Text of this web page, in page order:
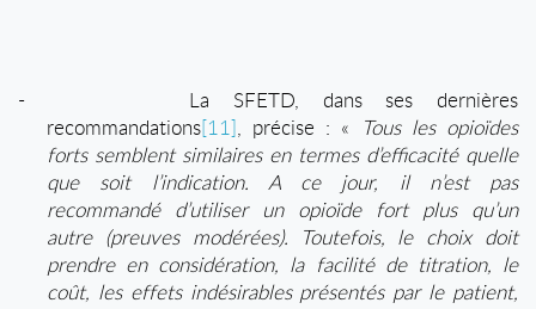
-
La SFETD, dans ses dernières
recommandations[11], précise : «
Tous les opioïdes
forts semblent similaires en termes d’efficacité quelle
que soit l’indication. A ce jour, il n’est pas
recommandé d’utiliser un opioïde fort plus qu’un
autre (preuves modérées). Toutefois, le choix doit
prendre en considération, la facilité de titration, le
coût, les effets indésirables présentés par le patient,